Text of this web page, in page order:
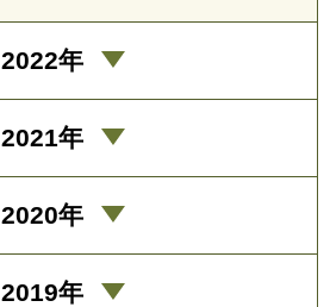
2022年
2021年
2020年
2019年